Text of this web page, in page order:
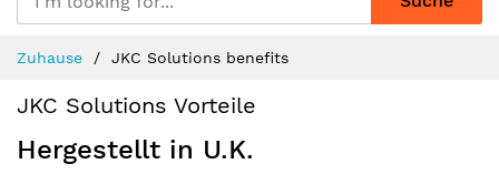
Content
Zuhause JKC Solutions benefits
JKC Solutions Vorteile
Hergestellt in U.K.